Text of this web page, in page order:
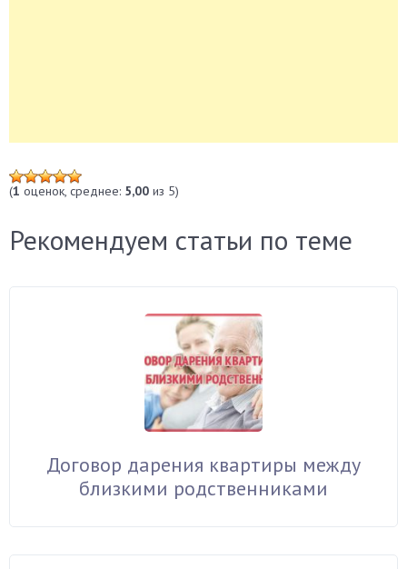
(1 оценок, среднее: 5,00 из 5)
Рекомендуем статьи по теме
Договор дарения квартиры между
близкими родственниками